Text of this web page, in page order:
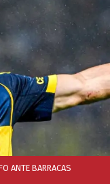
ANTE BARRACAS